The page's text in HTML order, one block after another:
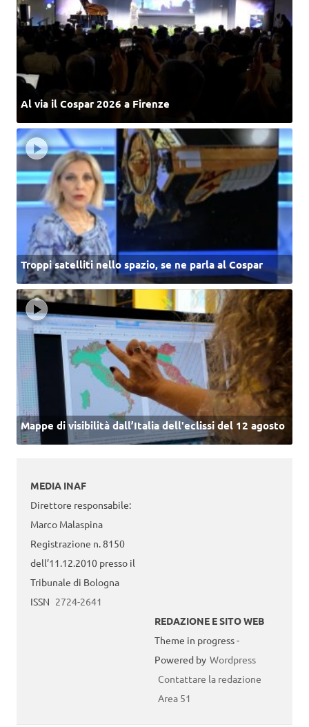
Al via il Cospar 2026 a Firenze
Troppi satelliti nello spazio, se ne parla al Cospar
Mappe di visibilità dall’Italia dell'eclissi del 12 agosto
MEDIA INAF
Direttore responsabile:
Marco Malaspina
Registrazione n. 8150
dell’11.12.2010 presso il
Tribunale di Bologna
ISSN 2724-2641
REDAZIONE E SITO WEB
Theme in progress -
Powered by Wordpress
Contattare la redazione
Area 51